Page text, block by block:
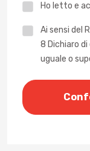
Ho letto e
PrivacyAi sensi del
8 Dichiaro
uguale o